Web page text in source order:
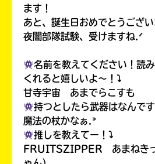
ます！
あと、誕生日おめでとうござ
夜闇部隊試験、受けますね.ᐟ
名前を教えてください！読
くれると嬉しいよ〜！⤵︎
甘寺宇宙 あまでらこすも
持つとしたら武器はなんで
魔法の杖かなぁ.ᐣ
推しを教えてー！⤵︎
FRUITSZIPPER あまねき